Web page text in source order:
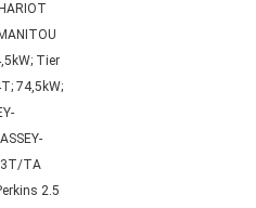
Tier
74,5kW;
TA
2.5